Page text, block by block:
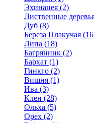
Эхинацея (2)
Лиственные
Дуб (8)
Береза Плакучая
Липа (18)
Багрянник (2)
Бархат (1)
Гинкго (2)
Вишня (1)
Ива (3)
Клен (28)
Ольха (5)
Орех (2)